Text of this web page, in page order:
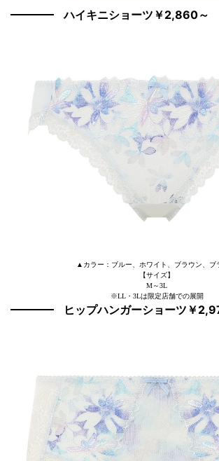
ハイキニショーツ￥2,860～
▲カラー：ブルー、ホワイト、ブラウン、ブ
【サイズ】
M～3L
※LL・3Lは限定店舗での展開
ヒップハンガーショーツ￥